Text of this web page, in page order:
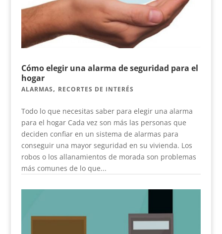
Cómo elegir una alarma de seguridad para el
hogar
ALARMAS, RECORTES DE INTERÉS
Todo lo que necesitas saber para elegir una alarma
para el hogar Cada vez son más las personas que
deciden confiar en un sistema de alarmas para
conseguir una mayor seguridad en su vivienda. Los
robos o los allanamientos de morada son problemas
más comunes de lo que...